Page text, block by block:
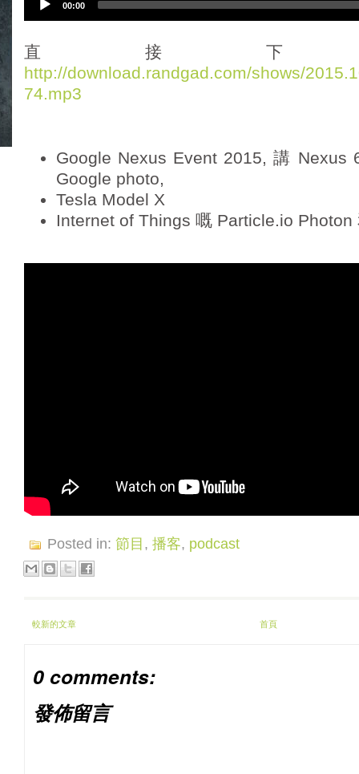
i
o
P
l
00:00
直接
http://download.randgad.com/shows/
74.mp3
Google Nexus Event 2015, 講 Nexus
Google photo,
Tesla Model X
Internet of Things 嘅 Particle.io Photon
Posted in: 節目, 播客, podcast
較新的文章 首頁
0 comments:
發佈留言